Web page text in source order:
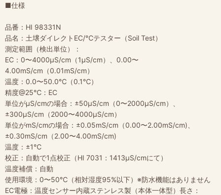
■仕様
品番：HI 98331N
品名：土壌ダイレクトEC/℃テスター（Soil Test）
測定範囲（検出単位）：
EC：0〜4000μS/cm（1μS/cm）、0.00〜
4.00mS/cm（0.01mS/cm）
温度：0.0〜50.0℃（0.1℃）
精度@25℃：EC
単位がμS/cmの場合：±50μS/cm（0〜2000μS/cm）、
±300μS/cm（2000〜4000μS/cm）
単位がmS/cmの場合：±0.05mS/cm（0.00〜2.00mS/cm)、
±0.30mS/cm（2.00〜4.00mS/cm)
温度：±1℃
校正：自動で1点校正（HI 7031：1413μS/cmにて）
温度補償：自動
使用環境：0〜50℃（相対湿度95%以下）※防水機能はありません
EC電極：温度センサー内蔵ステンレス製（本体一体型）長さ：